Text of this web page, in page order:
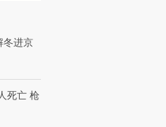
【商旅对话】华住集团
冬进京
死亡 枪